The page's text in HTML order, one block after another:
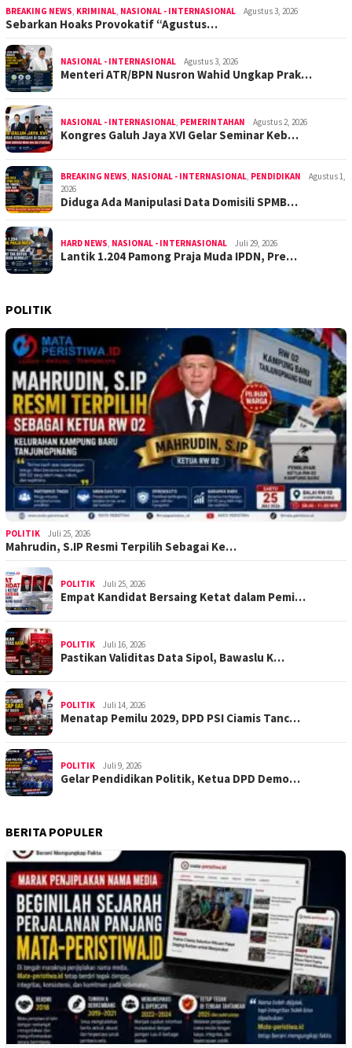
BREAKING NEWS, KRIMINAL, NASIONAL - INTERNASIONAL Agustus 3, 2026
Sebarkan Hoaks Provokatif “Agustus…
NASIONAL - INTERNASIONAL Agustus 3, 2026
Menteri ATR/BPN Nusron Wahid Ungkap Prak…
NASIONAL - INTERNASIONAL, PEMERINTAHAN Agustus 2, 2026
Kongres Galuh Jaya XVI Gelar Seminar Keb…
BREAKING NEWS, NASIONAL - INTERNASIONAL, PENDIDIKAN
Agustus 1,
2026
Diduga Ada Manipulasi Data Domisili SPMB…
HARD NEWS, NASIONAL - INTERNASIONAL Juli 29, 2026
Lantik 1.204 Pamong Praja Muda IPDN, Pre…
POLITIK
POLITIK Juli 25, 2026
Mahrudin, S.IP Resmi Terpilih Sebagai Ke…
POLITIK Juli 25, 2026
Empat Kandidat Bersaing Ketat dalam Pemi…
POLITIK Juli 16, 2026
Pastikan Validitas Data Sipol, Bawaslu K…
POLITIK Juli 14, 2026
Menatap Pemilu 2029, DPD PSI Ciamis Tanc…
POLITIK Juli 9, 2026
Gelar Pendidikan Politik, Ketua DPD Demo…
BERITA POPULER